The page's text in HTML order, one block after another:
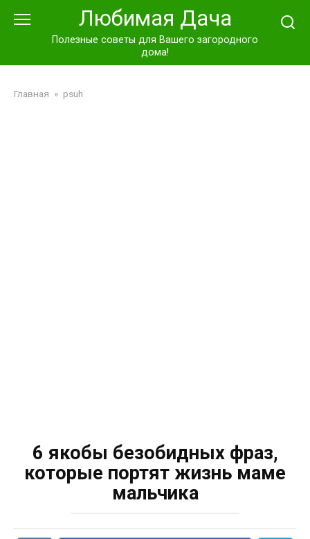
Любимая Дача
Полезные советы для Вашего загородного
дома!
Главная » psuh
6 якобы безобидных фраз,
которые портят жизнь маме
мальчика